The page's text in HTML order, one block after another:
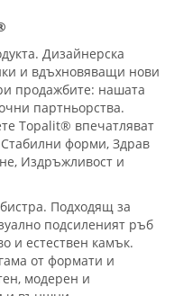
Дизайнерска
и вдъхновяващи нови
продажбите: нашата
партньорства.
Topalit® впечатляват
Стабилни форми, Здрав
Издръжливост и
Подходящ за
подсиленият ръб
и естествен камък.
от формати и
модерен и